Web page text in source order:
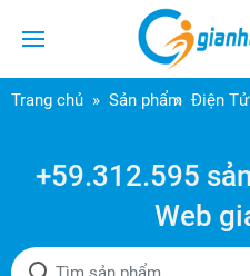
Trang chủ Sản phẩm Điện
+59.312.595
Web